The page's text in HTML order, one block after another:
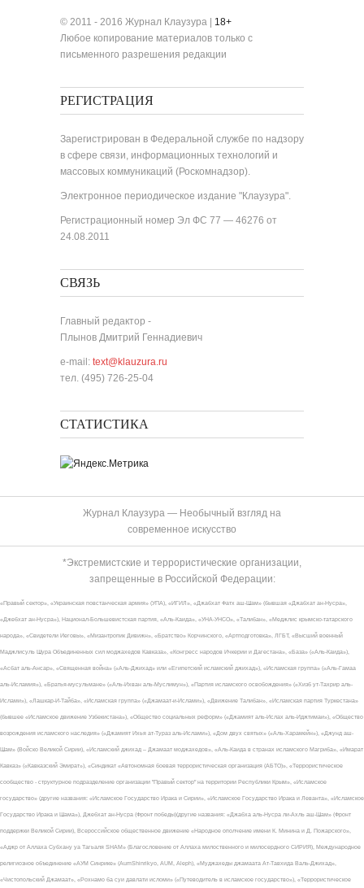
© 2011 - 2016 Журнал Клаузура | 18+
Любое копирование материалов только с
письменного разрешения редакции
РЕГИСТРАЦИЯ
Зарегистрирован в Федеральной службе по надзору
в сфере связи, информационных технологий и
массовых коммуникаций (Роскомнадзор).
Электронное периодическое издание "Клаузура".
Регистрационный номер Эл ФС 77 — 46276 от
24.08.2011
СВЯЗЬ
Главный редактор -
Плынов Дмитрий Геннадиевич
e-mail: text@klauzura.ru
тел. (495) 726-25-04
СТАТИСТИКА
Журнал Клаузура — Необычный взгляд на
современное искусство
*Экстремистские и террористические организации,
запрещенные в Российской Федерации:
«Правый сектор», «Украинская повстанческая армия» (УПА), «ИГИЛ», «Джабхат Фатх аш-Шам» (бывшая «Джабхат ан-Нусра»,
«Джебхат ан-Нусра»), Национал-Большевистская партия, «Аль-Каида», «УНА-УНСО», «Талибан», «Меджлис крымско-татарского
народа», «Свидетели Иеговы», «Мизантропик Дивижн», «Братство» Корчинского, «Артподготовка», ЛГБТ, «Высший военный
Маджлисуль Шура Объединенных сил моджахедов Кавказа», «Конгресс народов Ичкерии и Дагестана», «База» («Аль-Каида»),
«Асбат аль-Ансар», «Священная война» («Аль-Джихад» или «Египетский исламский джихад»), «Исламская группа» («Аль-Гамаа
аль-Исламия»), «Братья-мусульмане» («Аль-Ихван аль-Муслимун»), «Партия исламского освобождения» («Хизб ут-Тахрир аль-
Ислами»), «Лашкар-И-Тайба», «Исламская группа» («Джамаат-и-Ислами»), «Движение Талибан», «Исламская партия Туркестана»
(бывшее «Исламское движение Узбекистана»), «Общество социальных реформ» («Джамият аль-Ислах аль-Иджтимаи»), «Общество
возрождения исламского наследия» («Джамият Ихья ат-Тураз аль-Ислами»), «Дом двух святых» («Аль-Харамейн»), «Джунд аш-
Шам» (Войско Великой Сирии), «Исламский джихад – Джамаат моджахедов», «Аль-Каида в странах исламского Магриба», «Имарат
Кавказ» («Кавказский Эмират»), «Синдикат «Автономная боевая террористическая организация (АБТО)», «Террористическое
сообщество - структурное подразделение организации "Правый сектор" на территории Республики Крым», «Исламское
государство» (другие названия: «Исламское Государство Ирака и Сирии», «Исламское Государство Ирака и Леванта», «Исламское
Государство Ирака и Шама»), Джебхат ан-Нусра (Фронт победы)(другие названия: «Джабха аль-Нусра ли-Ахль аш-Шам» (Фронт
поддержки Великой Сирии), Всероссийское общественное движение «Народное ополчение имени К. Минина и Д. Пожарского»,
«Аджр от Аллаха Субхану уа Тагьаля SHAM» (Благословение от Аллаха милоственного и милосердного СИРИЯ), Международное
религиозное объединение «АУМ Синрике» (AumShinrikyo, AUM, Aleph), «Муджахеды джамаата Ат-Тавхида Валь-Джихад»,
«Чистопольский Джамаат», «Рохнамо ба суи давлати исломи» («Путеводитель в исламское государство»), «Террористическое